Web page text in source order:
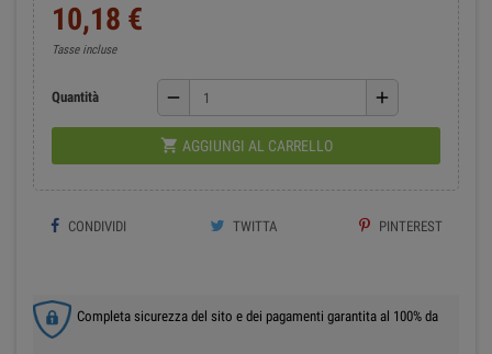
10,18 €
Tasse incluse
Quantità remove add
 AGGIUNGI AL CARRELLO
CONDIVIDI TWITTA PINTEREST
Completa sicurezza del sito e dei pagamenti garantita al 100% da